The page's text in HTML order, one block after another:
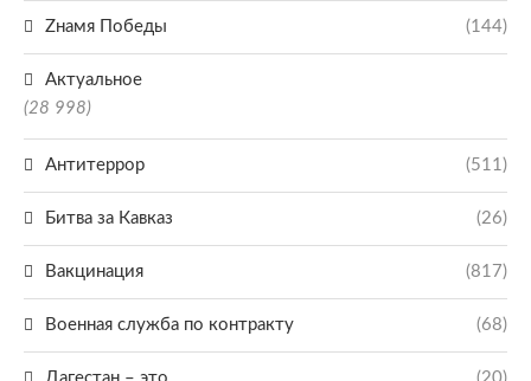
Zнамя Победы (144)
Актуальное
(28 998)
Антитеррор (511)
Битва за Кавказ (26)
Вакцинация (817)
Военная служба по контракту (68)